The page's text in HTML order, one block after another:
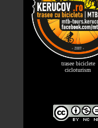
trasee biciclete
cicloturism